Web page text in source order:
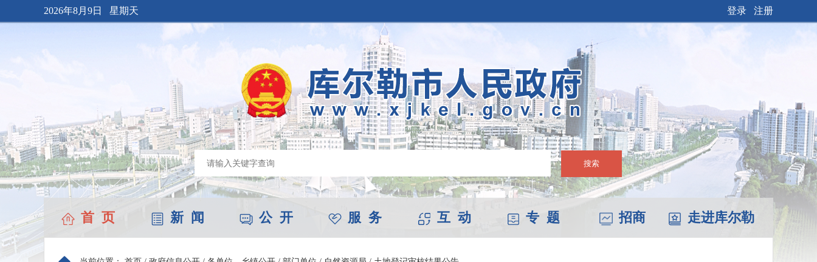
2026年8月9日 星期天 登录 注册
搜索
首 页 新 闻 公 开 服 务 互 动 专 题 招商 走进库尔勒